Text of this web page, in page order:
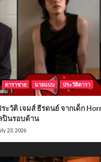
ดาราชาย นายแบบ ประวัติดารา
ะวัติ เจมส์ ธีรดนย์ จากเด็ก
ปินรอบด้าน
23, 2026